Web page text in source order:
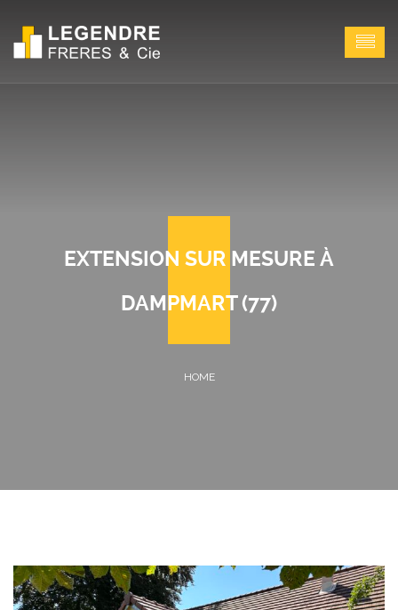
EXTENSION SUR MESURE À
DAMPMART (77)